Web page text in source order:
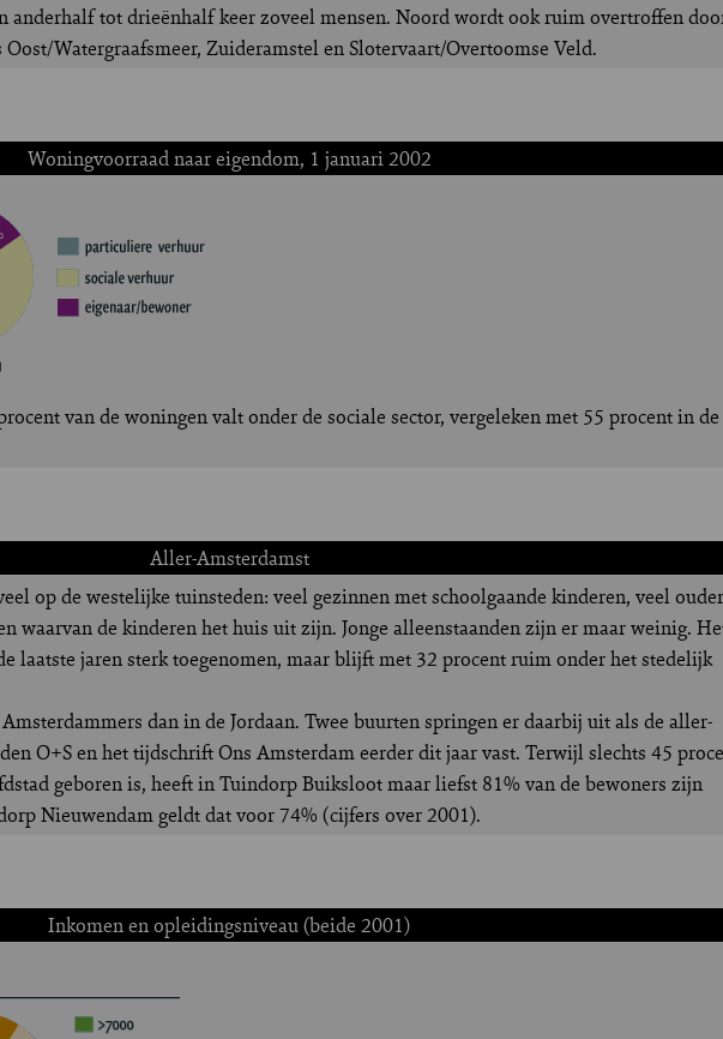
anderhalf tot drieënhalf keer zoveel mensen. Noord wordt ook ruim overtroffen
Watergraafsmeer, Zuideramstel en Slotervaart/Overtoomse Veld.
Woningvoorraad naar eigendom, 1 januari 2002
van de woningen valt onder de sociale sector, vergeleken met 55 procent in de
Aller-Amsterdamst
op de westelijke tuinsteden: veel gezinnen met schoolgaande kinderen, veel
waarvan de kinderen het huis uit zijn. Jonge alleenstaanden zijn er maar weinig.
laatste jaren sterk toegenomen, maar blijft met 32 procent ruim onder het stedelijk
dan in de Jordaan. Twee buurten springen er daarbij uit als de aller-
O+S en het tijdschrift Ons Amsterdam eerder dit jaar vast. Terwijl slechts 45
geboren is, heeft in Tuindorp Buiksloot maar liefst 81% van de bewoners zijn
Nieuwendam geldt dat voor 74% (cijfers over 2001).
Inkomen en opleidingsniveau (beide 2001)